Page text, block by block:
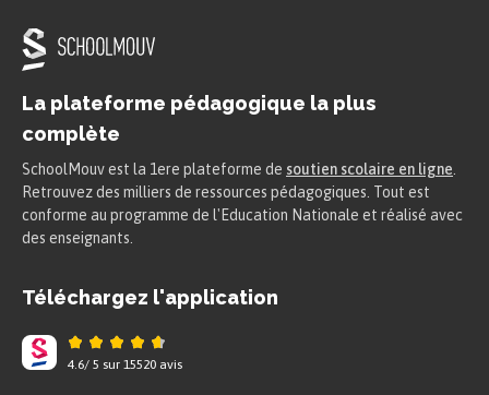
La plateforme pédagogique la plus
complète
SchoolMouv est la 1ere plateforme de soutien scolaire en ligne
Retrouvez des milliers de ressources pédagogiques. Tout est
conforme au programme de l'Education Nationale et réalisé avec
des enseignants.
Téléchargez l'application
4.6/ 5 sur 15520 avis